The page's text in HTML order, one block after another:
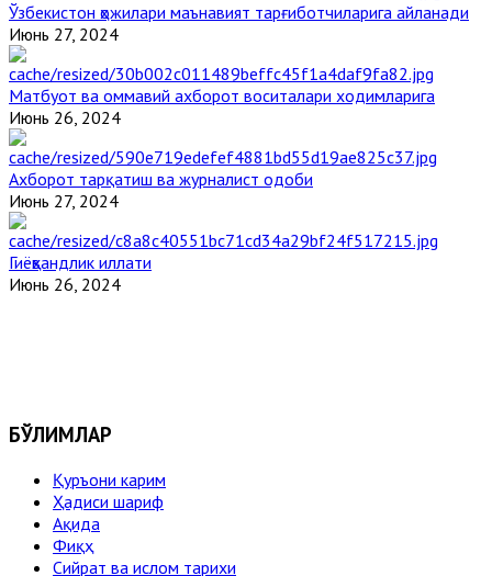
Ўзбекистон ҳожилари маънавият тарғиботчиларига айланади
Июнь 27, 2024
Матбуот ва оммавий ахборот воситалари ходимларига
Июнь 26, 2024
Ахборот тарқатиш ва журналист одоби
Июнь 27, 2024
Гиёҳвандлик иллати
Июнь 26, 2024
БЎЛИМЛАР
Қуръони карим
Ҳадиси шариф
Ақида
Фиқҳ
Сийрат ва ислом тарихи